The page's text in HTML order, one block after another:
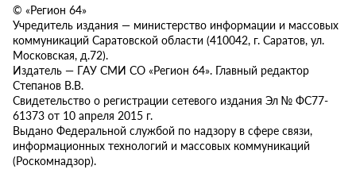
© «Регион 64»
Учредитель издания — министерство информации и массовых
коммуникаций Саратовской области (410042, г. Саратов, ул.
Московская, д.72).
Издатель — ГАУ СМИ СО «Регион 64». Главный редактор
Степанов В.В.
Свидетельство о регистрации сетевого издания Эл № ФС77-
61373 от 10 апреля 2015 г.
Выдано Федеральной службой по надзору в сфере связи,
информационных технологий и массовых коммуникаций
(Роскомнадзор).